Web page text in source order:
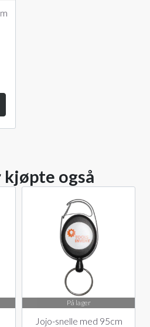
kjøpte også
På lager
Jojo-snelle med 95cm